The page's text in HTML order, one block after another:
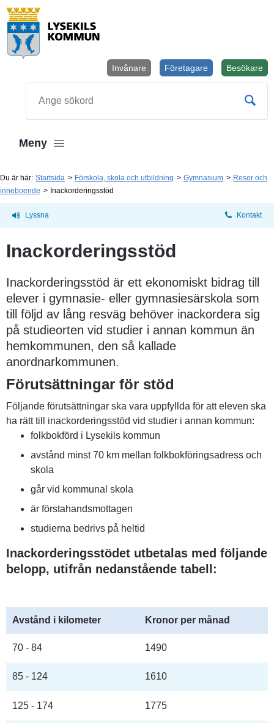
Besökare
Företagare
Invånare
Meny
Du är här: Startsida Förskola, skola och utbildning Gymnasium
Resor och
inneboende
Inackorderingsstöd
Lyssna Kontakt
Inackorderingsstöd
Inackorderingsstöd är ett ekonomiskt bidrag till
elever i gymnasie- eller gymnasiesärskola som
till följd av lång resväg behöver inackordera sig
på studieorten vid studier i annan kommun än
hemkommunen, den så kallade
anordnarkommunen.
Förutsättningar för stöd
Följande förutsättningar ska vara uppfyllda för att eleven ska
ha rätt till inackorderingsstöd vid studier i annan kommun:
folkbokförd i Lysekils kommun
avstånd minst 70 km mellan folkbokföringsadress och
skola
går vid kommunal skola
är förstahandsmottagen
studierna bedrivs på heltid
Inackorderingsstödet utbetalas med följande
belopp, utifrån nedanstående tabell:
Avstånd i kilometer Kronor per månad
70 - 84 1490
85 - 124 1610
125 - 174 1775